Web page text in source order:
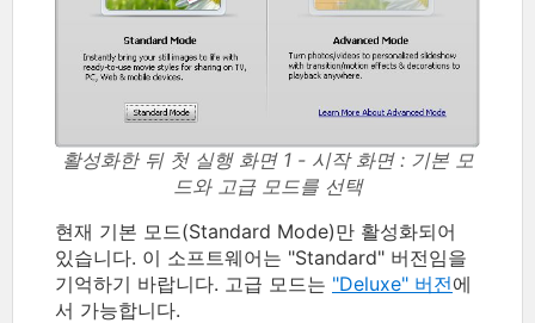
활성화한 뒤 첫 실행 화면 1 - 시작 화면 : 기본 모
드와 고급 모드를 선택
현재 기본 모드(Standard Mode)만 활성화되어
있습니다. 이 소프트웨어는 "Standard" 버전임을
기억하기 바랍니다. 고급 모드는 "Deluxe" 버전에
서 가능합니다.